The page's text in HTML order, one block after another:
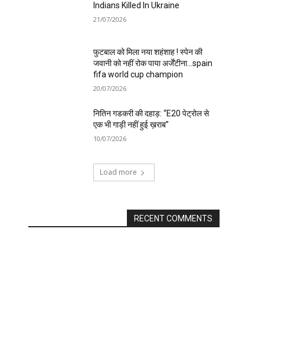
Indians Killed In Ukraine
21/07/2026
फुटबाल को मिला नया शहंशाह ! स्पेन की
जवानी को नहीं रोक पाया अर्जेंटीना…spain
fifa world cup champion
20/07/2026
नितिन गडकरी की दहाड़: “E20 पेट्रोल से
एक भी गाड़ी नहीं हुई ख़राब”
10/07/2026
Load more
RECENT COMMENTS